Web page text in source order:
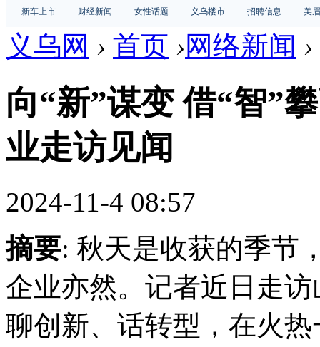
新车上市
财经新闻 女性话题 义乌楼市 招聘信息 美
义乌网 › 首页 ›网络新闻 ›
向“新”谋变 借“智”
业走访见闻
2024-11-4 08:57
摘要: 秋天是收获的季节
企业亦然。记者近日走
聊创新、话转型，在火